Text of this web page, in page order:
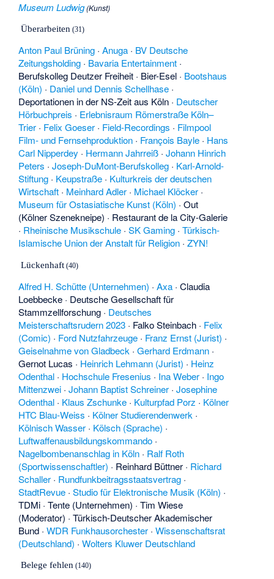
Museum Ludwig(Kunst)
Überarbeiten (31)
Anton Paul Brüning ·Anuga · BV Deutsche
Zeitungsholding · Bavaria Entertainment ·
Berufskolleg Deutzer Freiheit · Bier-Esel · Bootshaus
(Köln) · Daniel und Dennis Schellhase ·
Deportationen in der NS-Zeit aus Köln · Deutscher
Hörbuchpreis · Erlebnisraum Römerstraße Köln–
Trier · Felix Goeser · Field-Recordings · Filmpool
Film- und Fernsehproduktion · François Bayle · Hans
Carl Nipperdey · Hermann Jahrreiß ·Johann Hinrich
Peters ·Joseph-DuMont-Berufskolleg · Karl-Arnold-
Stiftung · Keupstraße · Kulturkreis der deutschen
Wirtschaft · Meinhard Adler · Michael Klöcker ·
Museum für Ostasiatische Kunst (Köln) ·Out
(Kölner Szenekneipe) · Restaurant de la City-Galerie
· Rheinische Musikschule ·SK Gaming ·Türkisch-
Islamische Union der Anstalt für Religion ·ZYN!
Lückenhaft (40)
Alfred H. Schütte (Unternehmen) ·Axa ·Claudia
Loebbecke · Deutsche Gesellschaft für
Stammzellforschung · Deutsches
Meisterschaftsrudern 2023 · Falko Steinbach · Felix
(Comic) · Ford Nutzfahrzeuge · Franz Ernst (Jurist) ·
Geiselnahme von Gladbeck ·Gerhard Erdmann ·
Gernot Lucas · Heinrich Lehmann (Jurist) · Heinz
Odenthal · Hochschule Fresenius · Ina Weber · Ingo
Mittenzwei ·Johann Baptist Schreiner ·Josephine
Odenthal · Klaus Zschunke · Kulturpfad Porz · Kölner
HTC Blau-Weiss · Kölner Studierendenwerk ·
Kölnisch Wasser · Kölsch (Sprache) ·
Luftwaffenausbildungskommando ·
Nagelbombenanschlag in Köln · Ralf Roth
(Sportwissenschaftler) · Reinhard Büttner · Richard
Schaller · Rundfunkbeitragsstaatsvertrag ·
StadtRevue ·Studio für Elektronische Musik (Köln) ·
TDMi ·Tente (Unternehmen) ·Tim Wiese
(Moderator) ·Türkisch-Deutscher Akademischer
Bund ·WDR Funkhausorchester ·Wissenschaftsrat
(Deutschland) ·Wolters Kluwer Deutschland
Belege fehlen (140)